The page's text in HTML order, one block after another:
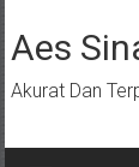
ke
konten
Aes
Akurat Dan